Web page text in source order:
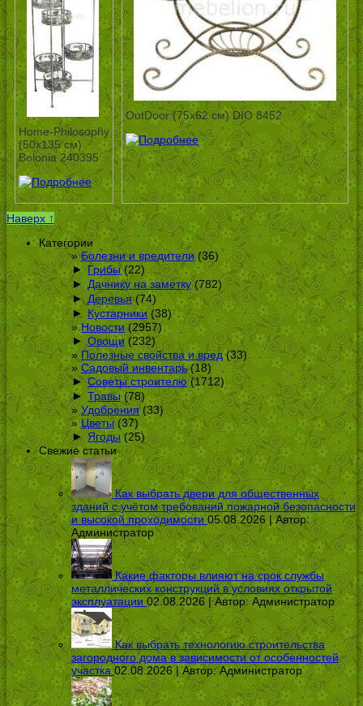
Home-Philosophy
(50х135 см)
Bolonia 240395
OutDoor (75х62 см) DIO 8452
Наверх ↑
Категории
Болезни и вредители(36)
► Грибы(22)
► Дачнику на заметку(782)
► Деревья(74)
► Кустарники(38)
Новости(2957)
► Овощи (232)
Полезные свойства и вред(33)
Садовый инвентарь(18)
► Советы строителю(1712)
► Травы(78)
Удобрения(33)
Цветы(37)
► Ягоды(25)
Свежие статьи
Как выбрать двери для общественных
зданий с учётом требований пожарной безопасности
и высокой проходимости 05.08.2026 | Автор:
Администратор
Какие факторы влияют на срок службы
металлических конструкций в условиях открытой
эксплуатации 02.08.2026 | Автор: Администратор
Как выбрать технологию строительства
загородного дома в зависимости от особенностей
участка 02.08.2026 | Автор:Администратор